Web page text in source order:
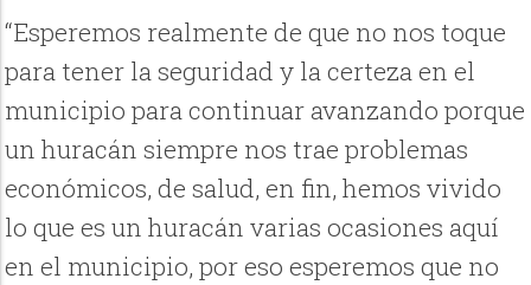
“Esperemos realmente de que no nos toque
para tener la seguridad y la certeza en el
municipio para continuar avanzando porque
un huracán siempre nos trae problemas
económicos, de salud, en fin, hemos vivido
lo que es un huracán varias ocasiones aquí
en el municipio, por eso esperemos que no